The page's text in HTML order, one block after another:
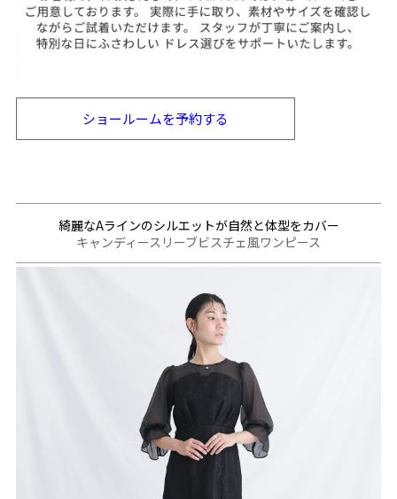
ショールームを予約する
綺麗なAラインのシルエットが自然と体型をカバー
キャンディースリーブビスチェ風ワンピース